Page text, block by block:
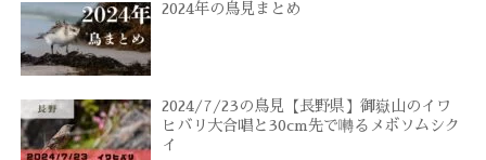
2024年の鳥見まとめ
2024/7/23の鳥見【長野県】御嶽山のイワ
ヒバリ大合唱と30cm先で囀るメボソムシク
イ